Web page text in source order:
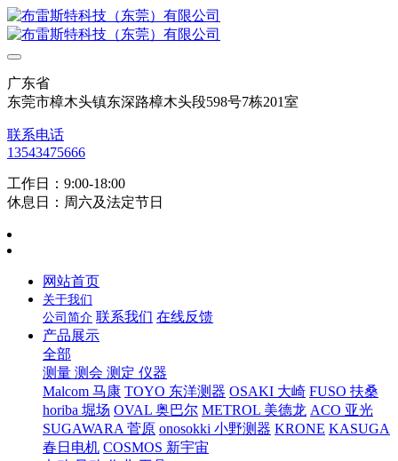
广东省
东莞市樟木头镇东深路樟木头段598号7栋201室
联系电话
13543475666
工作日：9:00-18:00
休息日：周六及法定节日
网站首页
关于我们
公司简介 联系我们 在线反馈
产品展示
全部
测量 测会 测定 仪器
Malcom 马康 TOYO 东洋测器 OSAKI 大崎 FUSO 扶桑
horiba 堀场 OVAL 奥巴尔 METROL 美德龙 ACO 亚光
SUGAWARA 菅原 onosokki 小野测器 KRONE KASUGA
春日电机 COSMOS 新宇宙